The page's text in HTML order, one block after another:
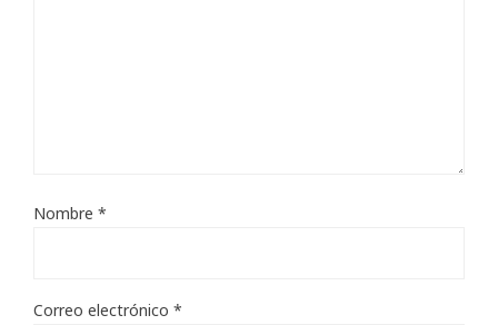
Nombre *
Correo electrónico *